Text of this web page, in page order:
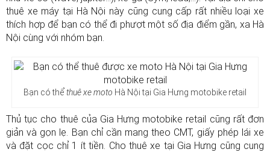
thuê xe máy tại Hà Nội này cũng cung cấp rất nhiều loại xe
thích hợp để bạn có thể đi phượt một số địa điểm gần, xa Hà
Nội cùng với nhóm bạn.
Bạn có thểthuê xe moto Hà Nội tại Gia Hưng motobike retail
Thủ tục cho thuê của Gia Hưng motobike retail cũng rất đơn
giản và gọn lẹ. Bạn chỉ cần mang theo CMT, giấy phép lái xe
và đặt cọc chỉ 1 ít tiền. Cho thuê xe tại Gia Hưng cũng cung